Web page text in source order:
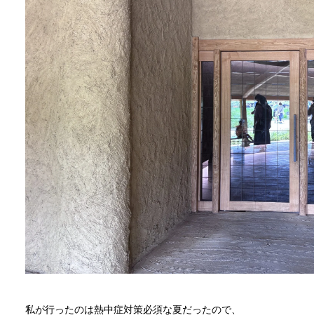
私が行ったのは熱中症対策必須な夏だったので、